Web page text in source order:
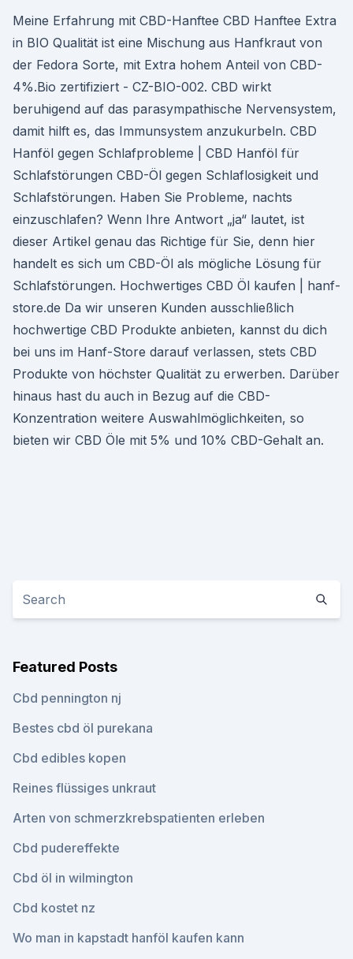
Meine Erfahrung mit CBD-Hanftee CBD Hanftee Extra
in BIO Qualität ist eine Mischung aus Hanfkraut von
der Fedora Sorte, mit Extra hohem Anteil von CBD-
4%.Bio zertifiziert - CZ-BIO-002. CBD wirkt
beruhigend auf das parasympathische Nervensystem,
damit hilft es, das Immunsystem anzukurbeln. CBD
Hanföl gegen Schlafprobleme | CBD Hanföl für
Schlafstörungen CBD-Öl gegen Schlaflosigkeit und
Schlafstörungen. Haben Sie Probleme, nachts
einzuschlafen? Wenn Ihre Antwort „ja“ lautet, ist
dieser Artikel genau das Richtige für Sie, denn hier
handelt es sich um CBD-Öl als mögliche Lösung für
Schlafstörungen. Hochwertiges CBD Öl kaufen | hanf-
store.de Da wir unseren Kunden ausschließlich
hochwertige CBD Produkte anbieten, kannst du dich
bei uns im Hanf-Store darauf verlassen, stets CBD
Produkte von höchster Qualität zu erwerben. Darüber
hinaus hast du auch in Bezug auf die CBD-
Konzentration weitere Auswahlmöglichkeiten, so
bieten wir CBD Öle mit 5% und 10% CBD-Gehalt an.
Featured Posts
Cbd pennington nj
Bestes cbd öl purekana
Cbd edibles kopen
Reines flüssiges unkraut
Arten von schmerzkrebspatienten erleben
Cbd pudereffekte
Cbd öl in wilmington
Cbd kostet nz
Wo man in kapstadt hanföl kaufen kann